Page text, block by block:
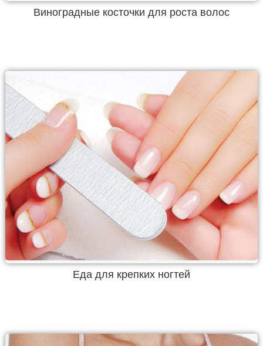
Виноградные косточки для роста волос
Еда для крепких ногтей